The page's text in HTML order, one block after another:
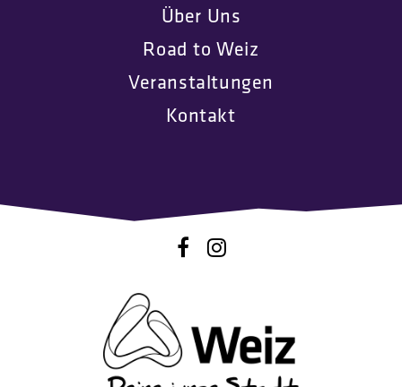
Über Uns
Road to Weiz
Veranstaltungen
Kontakt